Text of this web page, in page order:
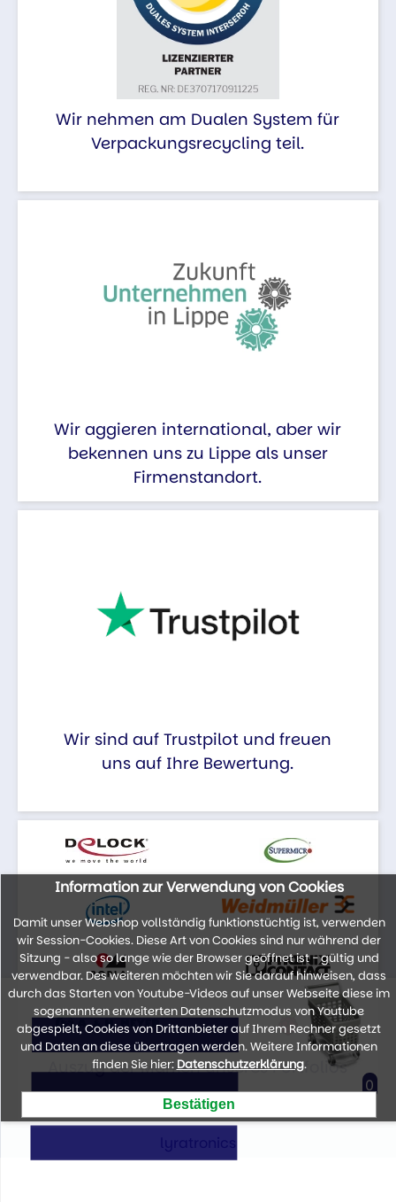
Wir nehmen am Dualen System für
Verpackungsrecycling teil.
Wir aggieren international, aber wir
bekennen uns zu Lippe als unser
Firmenstandort.
Wir sind auf Trustpilot und freuen
uns auf Ihre Bewertung.
Auszug der Marken unseres Portfolios
Information zur Verwendung von Cookies
Damit unser Webshop vollständig funktionstüchtig ist, verwenden
wir Session-Cookies. Diese Art von Cookies sind nur während der
Sitzung - also so lange wie der Browser geöffnet ist - gültig und
verwendbar. Des weiteren möchten wir Sie darauf hinweisen, dass
durch das Starten von Youtube-Videos auf unser Webseite diese im
sogenannten erweiterten Datenschutzmodus von Youtube
abgespielt, Cookies von Drittanbieter auf Ihrem Rechner gesetzt
und Daten an diese übertragen werden. Weitere Informationen
finden Sie hier: Datenschutzerklärung.
0